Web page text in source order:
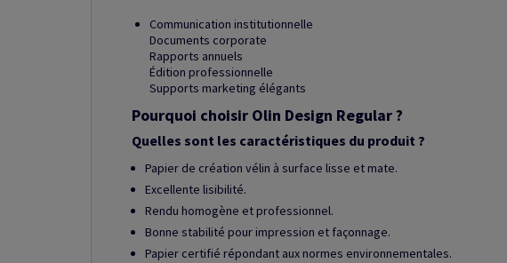
Communication institutionnelle
Documents corporate
Rapports annuels
Édition professionnelle
Supports marketing élégants
Pourquoi choisir Olin Design Regular ?
Quelles sont les caractéristiques du produit ?
Papier de création vélin à surface lisse et mate.
Excellente lisibilité.
Rendu homogène et professionnel.
Bonne stabilité pour impression et façonnage.
Papier certifié répondant aux normes environnementales.